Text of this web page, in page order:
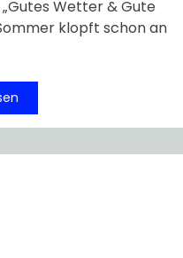
Wetter & Gute
klopft schon an